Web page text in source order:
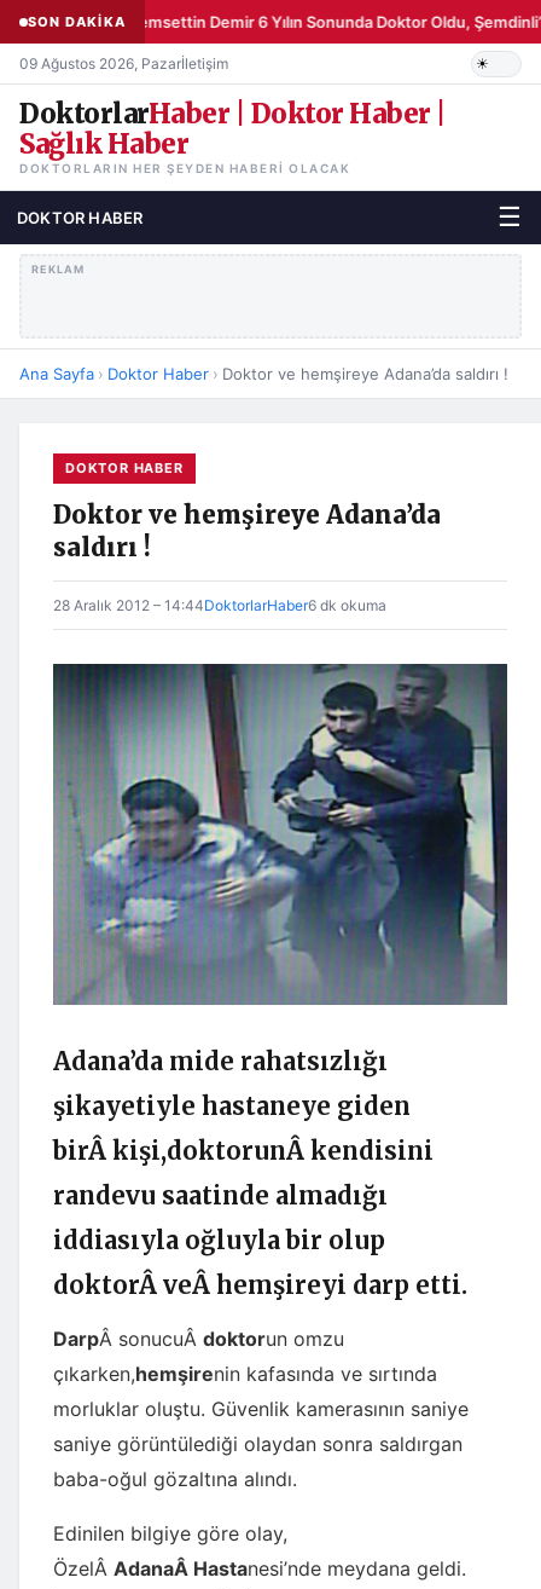
SON DAKİKAŞemsettin Demir 6 Yılın Sonunda Doktor Oldu,
09 Ağustos 2026, Pazarİletişim
DoktorlarHaber | Doktor Haber |
Sağlık Haber
DOKTORLARIN HER ŞEYDEN HABERI OLACAK
DOKTOR HABER ☰
REKLAM
Ana Sayfa › Doktor Haber › Doktor ve hemşireye Adana’da saldırı !
DOKTOR HABER
Doktor ve hemşireye Adana’da
saldırı !
28 Aralık 2012 – 14:44DoktorlarHaber6 dk okuma
Adana’da mide rahatsızlığı
şikayetiyle hastaneye giden
birÂ kişi,doktorunÂ kendisini
randevu saatinde almadığı
iddiasıyla oğluyla bir olup
doktorÂ veÂ hemşireyi darp etti.
DarpÂ sonucuÂ doktorun omzu
çıkarken,hemşirenin kafasında ve sırtında
morluklar oluştu. Güvenlik kamerasının saniye
saniye görüntülediği olaydan sonra saldırgan
baba-oğul gözaltına alındı.
Edinilen bilgiye göre olay,
ÖzelÂ AdanaÂ Hastanesi’nde meydana geldi.